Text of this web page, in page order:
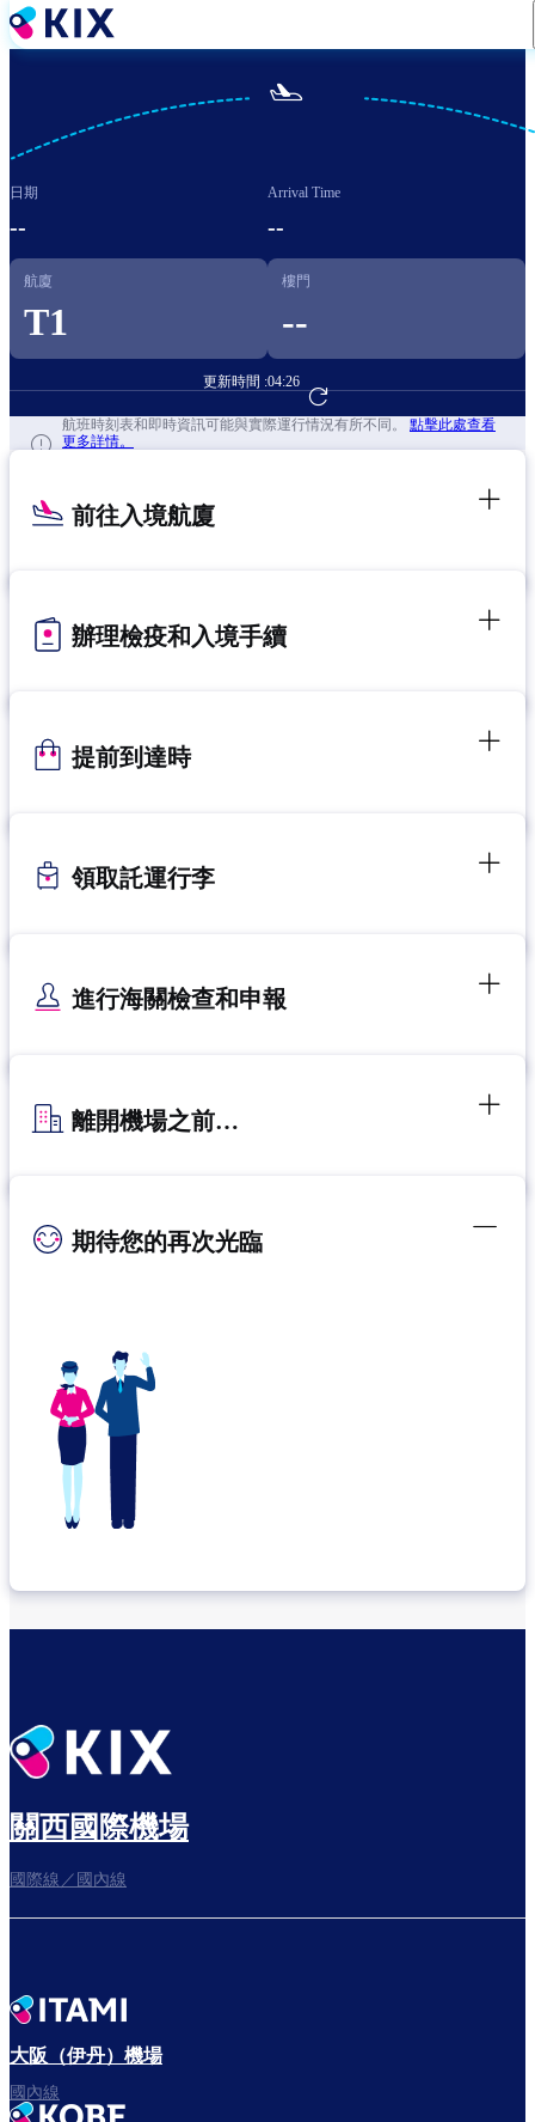
移
至

日期
--
Arrival Time
--
航廈
T1
樓門
--
更新時間 :04:26
前往航班預訂
航班時刻表和即時資訊可能與實際運行情況有所不同。 點擊此處查看
更多詳情。
前往入境航廈
辦理檢疫和入境手續
提前到達時
領取託運行李
進行海關檢查和申報
離開機場之前…
期待您的再次光臨
關西國際機場
國際線／國內線
大阪（伊丹）機場
國內線